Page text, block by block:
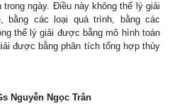
trong ngày. Điều này không thể lý giải
bằng các loại quá trình, bằng các
thể lý giải được bằng mô hình toán
được bằng phân tích tổng hợp thủy
Nguyễn Ngọc Trân